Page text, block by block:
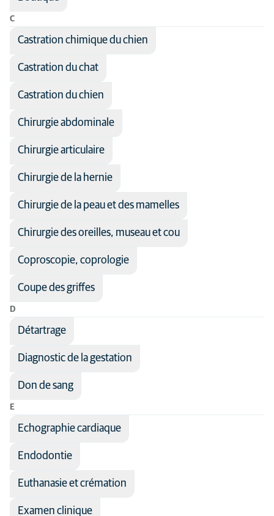
Neurologie
Ophtalmologie
Reproduction
Soins d'urgence
C
Castration chimique du chien
Castration du chat
Castration du chien
Chirurgie abdominale
Chirurgie articulaire
Chirurgie de la hernie
Chirurgie de la peau et des mamelles
Chirurgie des oreilles, museau et cou
Coproscopie, coprologie
Coupe des griffes
D
Détartrage
Diagnostic de la gestation
Don de sang
E
Echographie cardiaque
Endodontie
Euthanasie et crémation
Examen clinique